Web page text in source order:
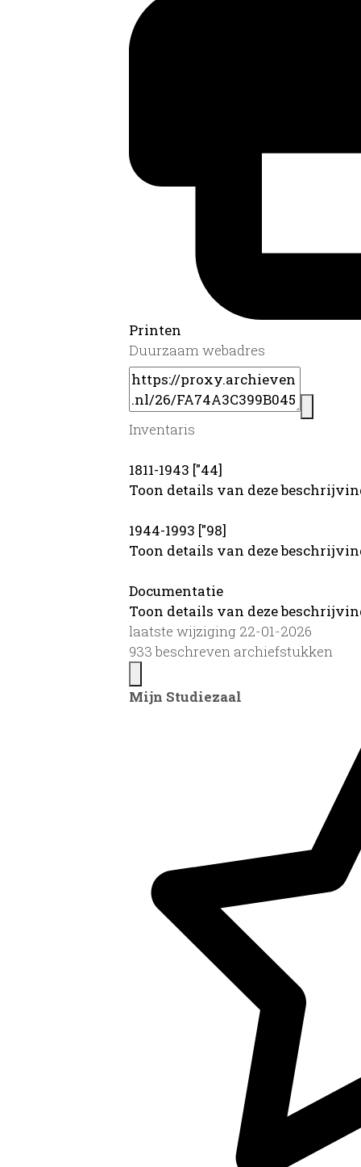
Printen
Duurzaam webadres
Inventaris
1811-1943 ["44]
Toon details van deze
1944-1993 ["98]
Toon details van deze
Documentatie
Toon details van deze
laatste wijziging 22-01-2026
933 beschreven archiefstukken
Mijn Studiezaal